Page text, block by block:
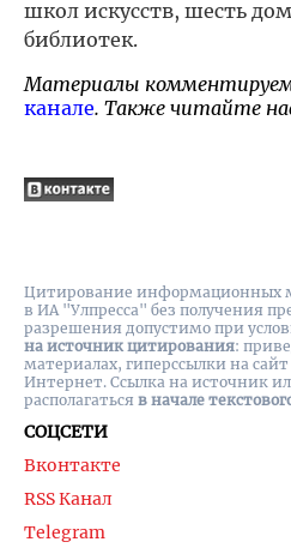
школ искусств, шесть
библиотек.
Материалы
канале. Также читайте
СОЦСЕТИ
Вконтакте
RSS Канал
Telegram
Цитирование информационных
в ИА "Улпресса" без получения
разрешения допустимо при
на источник цитирования:
материалах, гиперссылки на cайт
Интернет. Ссылка на источник
располагаться в начале